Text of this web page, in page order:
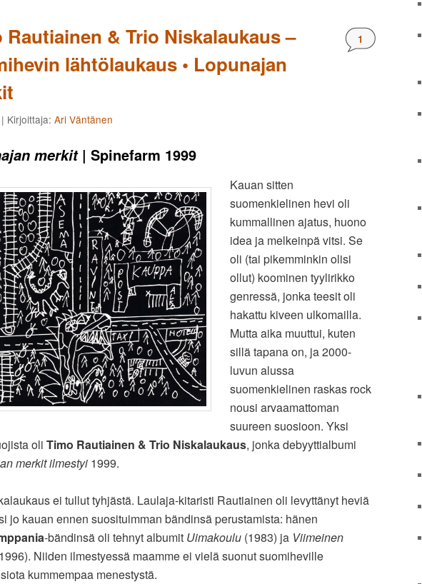
Rautiainen & Trio Niskalaukaus –
lähtölaukaus • Lopunajan
Kommentteja:
1
| Kirjoittaja: Ari Väntänen
merkit| Spinefarm 1999
Kauan sitten
suomenkielinen hevi oli
kummallinen ajatus, huono
idea ja melkeinpä vitsi. Se
oli (tai pikemminkin olisi
ollut) koominen tyylirikko
genressä, jonka teesit oli
hakattu kiveen ulkomailla.
Mutta aika muuttui, kuten
sillä tapana on, ja 2000-
luvun alussa
suomenkielinen raskas rock
nousi arvaamattoman
suureen suosioon. Yksi
oli Timo Rautiainen & Trio Niskalaukaus, jonka debyyttialbumi
merkit ilmestyi 1999.
ei tullut tyhjästä. Laulaja-kitaristi Rautiainen oli levyttänyt heviä
jo kauan ennen suosituimman bändinsä perustamista: hänen
-bändinsä oli tehnyt albumit Uimakoulu (1983) ja Viimeinen
Niiden ilmestyessä maamme ei vielä suonut suomiheville
kummempaa menestystä.